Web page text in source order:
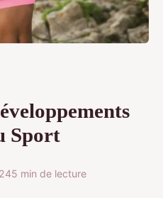
Sport
5 min de lecture